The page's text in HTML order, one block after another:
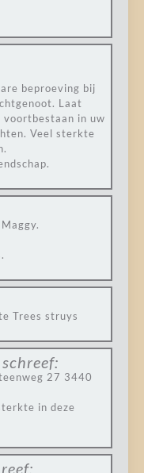
beproeving bij
Laat
voortbestaan in uw
Veel sterkte
Trees struys
schreef:
27 3440
in deze